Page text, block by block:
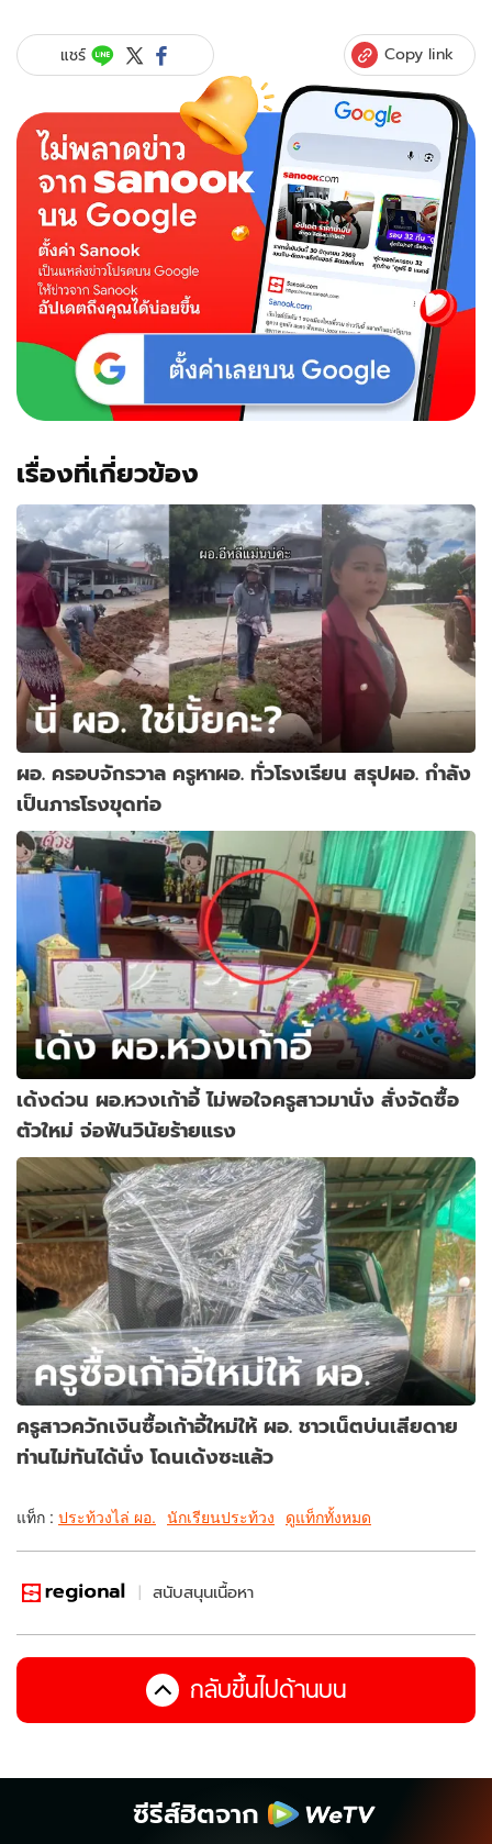
แชร์ Copy link
เรื่องที่เกี่ยวข้อง
ผอ. ครอบจักรวาล ครูหาผอ. ทั่วโรงเรียน สรุปผอ. กำลัง
เป็นภารโรงขุดท่อ
เด้งด่วน ผอ.หวงเก้าอี้ ไม่พอใจครูสาวมานั่ง สั่งจัดซื้อ
ตัวใหม่ จ่อฟันวินัยร้ายแรง
ครูสาวควักเงินซื้อเก้าอี้ใหม่ให้ ผอ. ชาวเน็ตบ่นเสียดาย
ท่านไม่ทันได้นั่ง โดนเด้งซะแล้ว
แท็ก : ประท้วงไล่ ผอ. นักเรียนประท้วง ดูแท็กทั้งหมด
สนับสนุนเนื้อหา
กลับขึ้นไปด้านบน
ซีรีส์ฮิตจาก